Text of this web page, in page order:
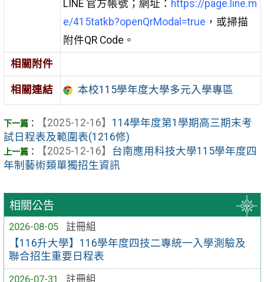
相關公告
2026-08-05
註冊組
【116升大學】116學年度四技二專統一入學測驗及
聯合招生重要日程表
2026-07-31
註冊組
LINE 官方帳號；網址： https://page.line.m
e/415tatkb?openQrModal=true ，或掃描
附件QR Code。
相關附件
相關連結 本校115學年度大學多元入學專區
【2025-12-16】 114學年度第1學期高三期末考
試日程表及範圍表(1216修)
【2025-12-16】
台南應用科技大學115學年度四
年制藝術類單獨招生資訊